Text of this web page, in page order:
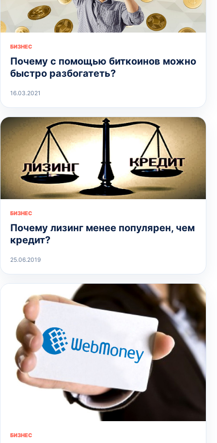
БИЗНЕС
Почему с помощью биткоинов можно
быстро разбогатеть?
16.03.2021
БИЗНЕС
Почему лизинг менее популярен, чем
кредит?
25.06.2019
БИЗНЕС